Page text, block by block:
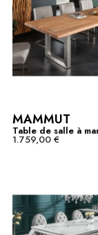
MAMMUT
Table de salle à
1.759,00 €